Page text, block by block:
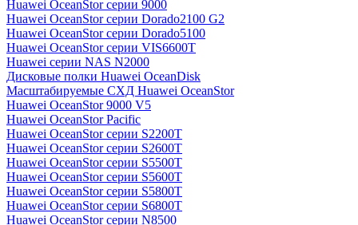
Huawei OceanStor серии 9000
Huawei OceanStor серии Dorado2100 G2
Huawei OceanStor серии Dorado5100
Huawei OceanStor серии VIS6600T
Huawei серии NAS N2000
Дисковые полки Huawei OceanDisk
Масштабируемые СХД Huawei OceanStor
Huawei OceanStor 9000 V5
Huawei OceanStor Pacific
Huawei OceanStor серии S2200T
Huawei OceanStor серии S2600T
Huawei OceanStor серии S5500T
Huawei OceanStor серии S5600T
Huawei OceanStor серии S5800T
Huawei OceanStor серии S6800T
Huawei OceanStor серии N8500